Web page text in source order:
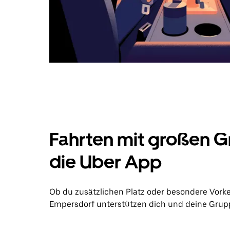
Fahrten mit großen
die Uber App
Ob du zusätzlichen Platz oder besondere
Empersdorf unterstützen dich und deine